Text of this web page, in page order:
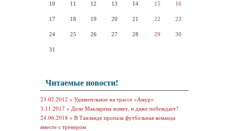
10 11 12 13 14 15 16
17 18 19 20 21 22 23
24 25 26 27 28 29 30
31
Читаемые новости!
23.02.2012 » Удивительное на трассе «Амур»
3.11.2017 » Дело Макларена живет, и даже побеждает?
24.06.2018 » В Таиланде пропала футбольная команда
вместе с тренером